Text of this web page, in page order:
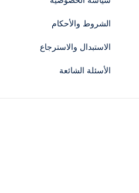
الشروط والأحكام
الاستبدال والاسترجاع
الأسئلة الشائعة